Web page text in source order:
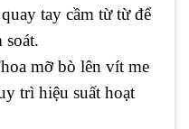
tay cầm từ từ để
soát.
mỡ bò lên vít me
trì hiệu suất hoạt